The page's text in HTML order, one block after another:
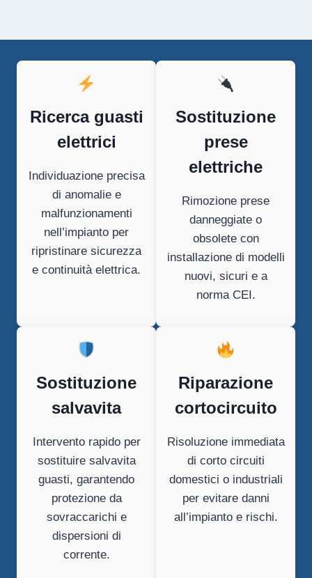
Ricerca guasti
elettrici
Individuazione precisa
di anomalie e
malfunzionamenti
nell’impianto per
ripristinare sicurezza
e continuità elettrica.
Sostituzione
prese
elettriche
Rimozione prese
danneggiate o
obsolete con
installazione di modelli
nuovi, sicuri e a
norma CEI.
Sostituzione
salvavita
Intervento rapido per
sostituire salvavita
guasti, garantendo
protezione da
sovraccarichi e
dispersioni di
corrente.
Riparazione
cortocircuito
Risoluzione immediata
di corto circuiti
domestici o industriali
per evitare danni
all’impianto e rischi.